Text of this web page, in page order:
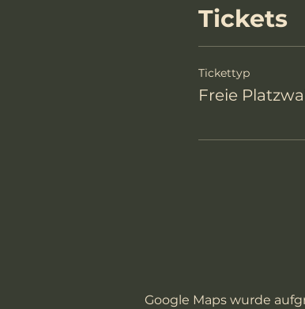
Tickets
Tickettyp
Freie
Google Maps wurde